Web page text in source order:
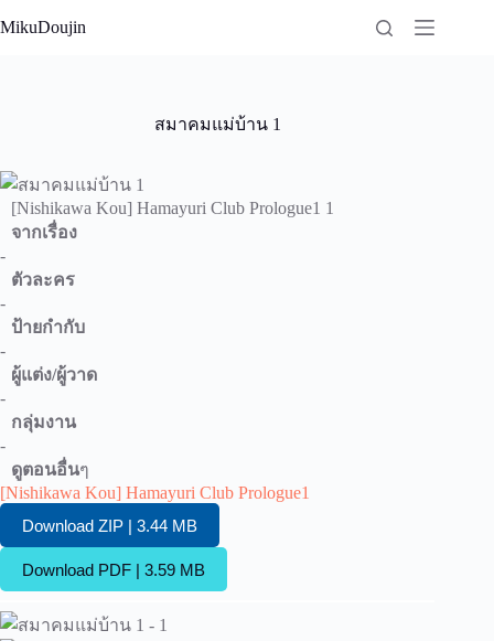
to
MikuDoujin
สมาคมแม่บ้าน 1
[Nishikawa Kou] Hamayuri Club Prologue1 1
จากเรื่อง
-
ตัวละคร
-
ป้ายกำกับ
-
ผู้แต่ง/ผู้วาด
-
กลุ่มงาน
-
ดูตอนอื่นๆ
[Nishikawa Kou] Hamayuri Club Prologue1
Download ZIP | 3.44 MB
Download PDF | 3.59 MB